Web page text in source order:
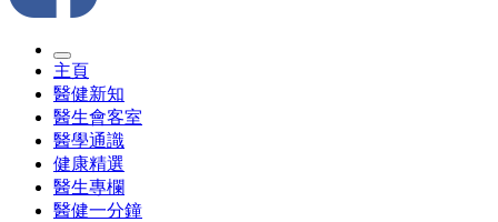
主頁
醫健新知
醫生會客室
醫學通識
健康精選
醫生專欄
醫健一分鐘